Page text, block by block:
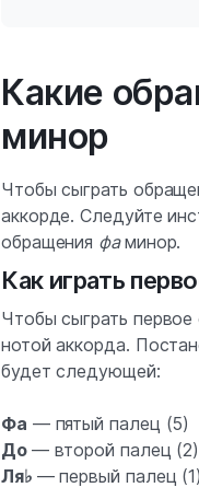
Какие
минор
Чтобы сыграть
аккорде. Следуйте
обращения фаминор.
Как играть
Чтобы сыграть
нотой аккорда.
будет следующей:
Фа — пятый палец (5)
До — второй палец (2)
Ля♭ — первый палец (1)